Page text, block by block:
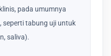
pada umumnya
seperti tabung uji untuk
saliva).